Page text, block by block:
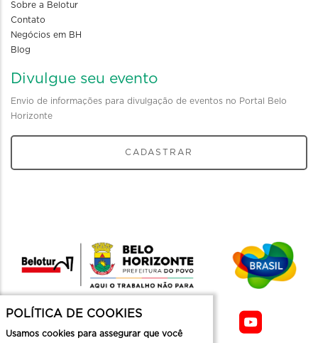
Sobre a Belotur
Contato
Negócios em BH
Blog
Divulgue seu evento
Envio de informações para divulgação de eventos no Portal Belo
Horizonte
CADASTRAR
POLÍTICA DE COOKIES
Usamos cookies para assegurar que você